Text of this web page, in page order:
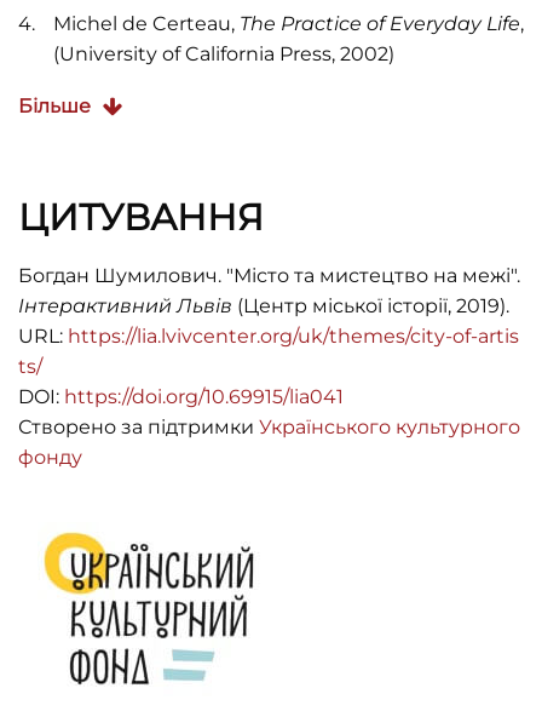
Michel de Certeau, The Practice of Everyday Life,
(University of California Press, 2002)
Catherine Dossin,
Пітер Осборн, "Простір мистецтва",
Штретлінг, переклад Анна Кравець, (Київ:
Медуза, 2018), с. 162–187
Більше
ЦИТУВАННЯ
Богдан Шумилович. "Місто та мистецтво на межі".
Інтерактивний Львів (Центр міської історії, 2019).
URL: https://lia.lvivcenter.org/uk/themes/city-of-artis
ts/
DOI: https://doi.org/10.69915/lia041
Створено за підтримки Українського культурного
фонду